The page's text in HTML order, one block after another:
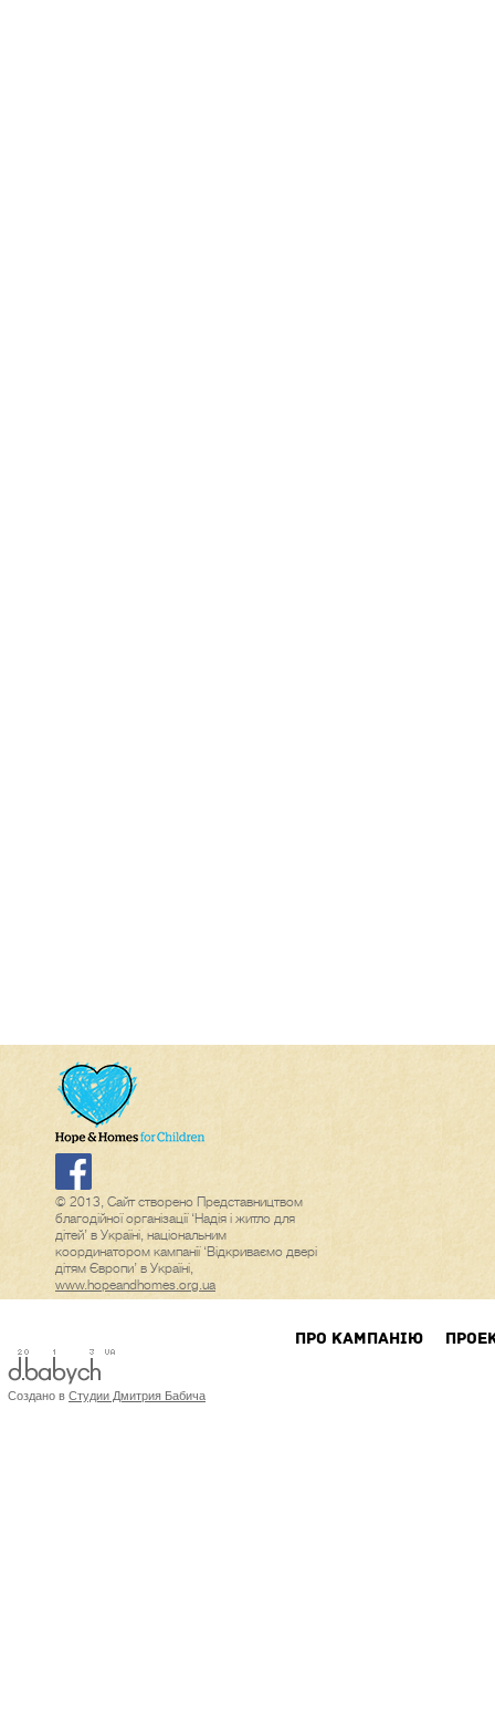
© 2013, Сайт створено Представництвом
благодійної організації ‘Надія і житло для
дітей’ в Україні, національним
координатором кампанії ‘Відкриваємо двері
дітям Європи’ в Україні,
www.hopeandhomes.org.ua
ПРО КАМПАНIЮ
Создано в Студии Дмитрия Бабича